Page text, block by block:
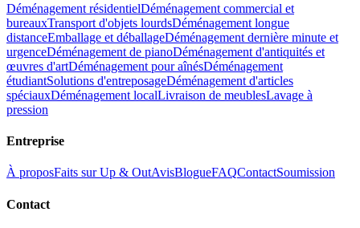
Déménagement résidentielDéménagement commercial et
bureauxTransport d'objets lourdsDéménagement longue
distanceEmballage et déballageDéménagement dernière minute et
urgenceDéménagement de pianoDéménagement d'antiquités et
œuvres d'artDéménagement pour aînésDéménagement
étudiantSolutions d'entreposageDéménagement d'articles
spéciauxDéménagement localLivraison de meublesLavage à
pression
Entreprise
À proposFaits sur Up & OutAvisBlogueFAQContactSoumission
Contact